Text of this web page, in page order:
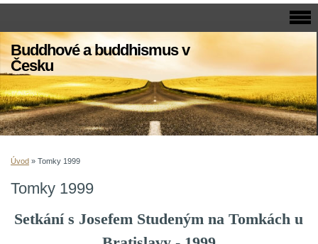
Buddhové a buddhismus v
Česku
Úvod » Tomky 1999
Tomky 1999
Setkání s Josefem Studeným na Tomkách u